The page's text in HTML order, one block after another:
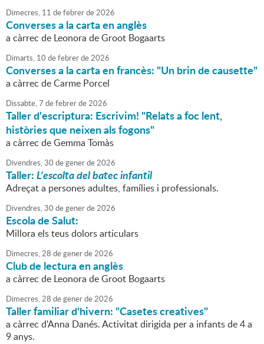
Dimecres, 11 defebrerde2026
Converses a la carta en anglès
a càrrec de Leonora de Groot Bogaarts
Dimarts, 10 defebrerde2026
Converses a la carta en francès: "Un brin de causette"
a càrrec de Carme Porcel
Dissabte,7 defebrerde2026
Taller d'escriptura: Escrivim! "Relats a foc lent,
històries que neixen als fogons"
a càrrec de Gemma Tomàs
Divendres,30 degenerde2026
Taller:L'escolta del batec infantil
Adreçat a persones adultes, famílies i professionals.
Divendres,30 degenerde2026
Escola de Salut:
Millora els teus dolors articulars
Dimecres,28 degenerde2026
Club de lectura en anglès
a càrrec de Leonora de Groot Bogaarts
Dimecres,28 degenerde2026
Taller familiar d'hivern: "Casetes creatives"
a càrrec d'Anna Danés. Activitat dirigida per a infants de 4 a
9 anys.